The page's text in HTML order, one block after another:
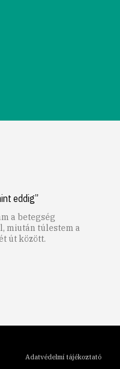
eddig”
a betegség
miután túlestem a
út között.
Adatvédelmi tájékoztató